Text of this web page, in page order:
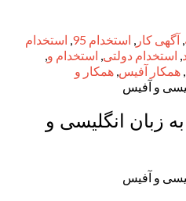
, آگهی کار , استخدام 95 , استخدام
, استخدام دولتی, استخدام و,
, همکار آفیس, همکار و
و آفیس
زبان انگلیسی و
و آفیس